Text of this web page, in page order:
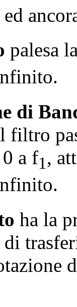
ed
palesa
di
filtro
0 a f1,
ha la